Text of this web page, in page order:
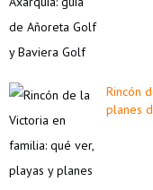
Rincón
planes